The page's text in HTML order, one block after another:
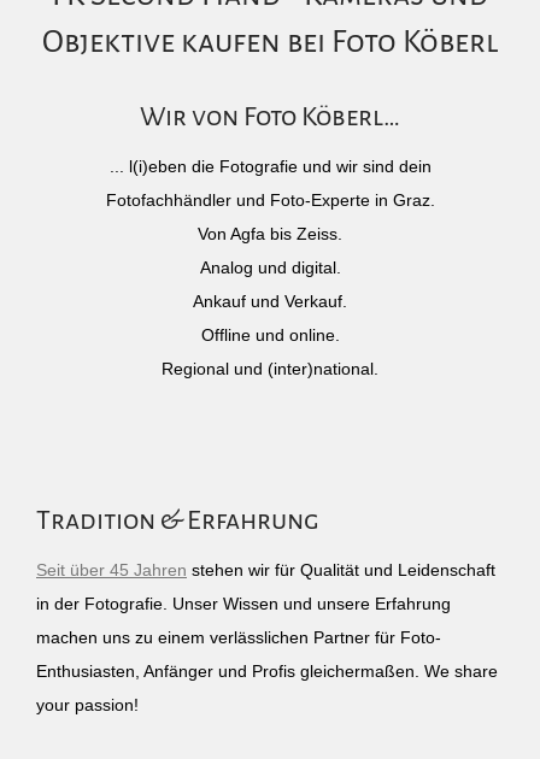
Objektive kaufen bei Foto Köberl
Wir von Foto Köberl…
... l(i)eben die Fotografie und wir sind dein
Fotofachhändler und Foto-Experte in Graz.
Von Agfa bis Zeiss.
Analog und digital.
Ankauf und Verkauf.
Offline und online.
Regional und (inter)national.
Tradition & Erfahrung
Seit über 45 Jahren stehen wir für Qualität und Leidenschaft
in der Fotografie. Unser Wissen und unsere Erfahrung
machen uns zu einem verlässlichen Partner für Foto-
Enthusiasten, Anfänger und Profis gleichermaßen. We share
your passion!